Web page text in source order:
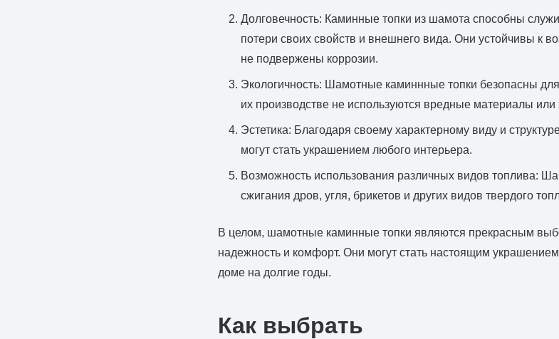
Долговечность: Каминные топки из шамота способны
потери своих свойств и внешнего вида. Они устойчивы к
не подвержены коррозии.
Экологичность: Шамотные каминнные топки безопасны
их производстве не используются вредные материалы или
Эстетика: Благодаря своему характерному виду и
могут стать украшением любого интерьера.
Возможность использования различных видов топлива:
сжигания дров, угля, брикетов и других видов твердого
В целом, шамотные каминные топки являются прекрасным
надежность и комфорт. Они могут стать настоящим
доме на долгие годы.
Как выбрать